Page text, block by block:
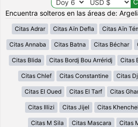
Encuentra solteros en las áreas de:
Citas Adrar Citas Aïn Defla Citas Aïn
Citas Annaba Citas Batna Citas Béchar
Citas Blida Citas Bordj Bou Arréridj Citas
Citas Chlef Citas Constantine Citas
Citas El Oued Citas El Tarf Citas
Citas Illizi Citas Jijel Citas
Citas M Sila Citas Mascara Citas